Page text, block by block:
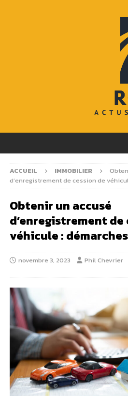
ACCUEIL IMMOBILIER
d’enregistrement de cession de
Obtenir un accusé
d’enregistrement de
véhicule :
novembre 3, 2023 Phil Chevrier